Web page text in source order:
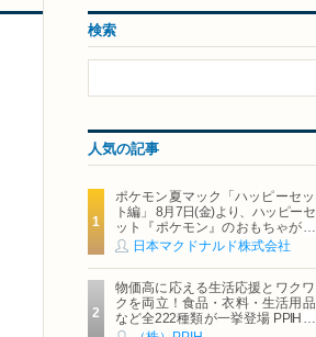
検索
人気の記事
ポケモン夏マック「ハッピーセッ
ト編」 8月7日(金)より、ハッピーセ
ット『ポケモン』のおもちゃが期
間限定登場
日本マクドナルド株式会社
物価高に応える生活応援とワクワ
クを両立！食品・衣料・生活用品
など全222種類が一挙登場 PPIHグ
ループ「夏福袋」＆セール 8月6日